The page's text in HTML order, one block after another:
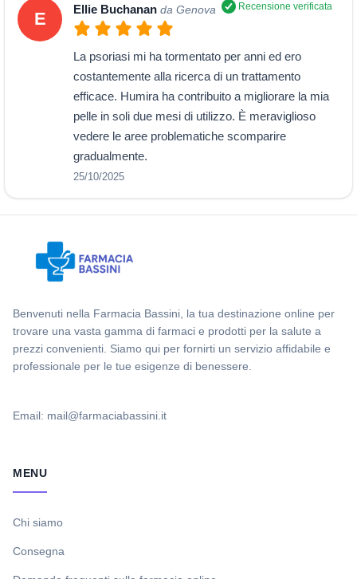
E Ellie Buchanan da Genova Recensione verificata
La psoriasi mi ha tormentato per anni ed ero
costantemente alla ricerca di un trattamento
efficace. Humira ha contribuito a migliorare la mia
pelle in soli due mesi di utilizzo. È meraviglioso
vedere le aree problematiche scomparire
gradualmente.
25/10/2025
Benvenuti nella Farmacia Bassini, la tua destinazione online per
trovare una vasta gamma di farmaci e prodotti per la salute a
prezzi convenienti. Siamo qui per fornirti un servizio affidabile e
professionale per le tue esigenze di benessere.
Email: mail@farmaciabassini.it
MENU
Chi siamo
Consegna